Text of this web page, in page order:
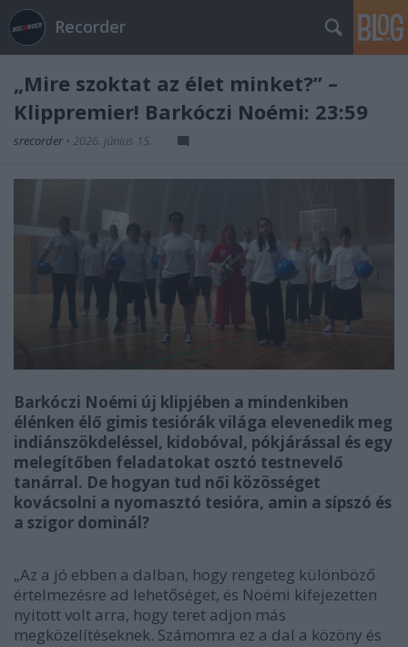
Recorder
„Mire szoktat az élet minket?” –
Klippremier! Barkóczi Noémi: 23:59
srecorder • 2026. június 15.
Barkóczi Noémi új klipjében a mindenkiben
élénken élő gimis tesiórák világa elevenedik meg
indiánszökdeléssel, kidobóval, pókjárással és egy
melegítőben feladatokat osztó testnevelő
tanárral. De hogyan tud női közösséget
kovácsolni a nyomasztó tesióra, amin a sípszó és
a szigor dominál?
„Az a jó ebben a dalban, hogy rengeteg különböző
értelmezésre ad lehetőséget, és Noémi kifejezetten
nyitott volt arra, hogy teret adjon más
megközelítéseknek. Számomra ez a dal a közöny és